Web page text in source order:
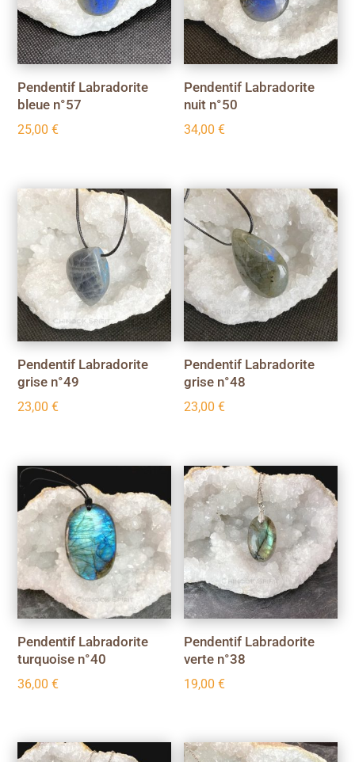
Pendentif Labradorite
bleue n°57
25,00€
Pendentif Labradorite
nuit n°50
34,00€
Pendentif Labradorite
grise n°49
23,00€
Pendentif Labradorite
grise n°48
23,00€
Pendentif Labradorite
turquoise n°40
36,00€
Pendentif Labradorite
verte n°38
19,00€